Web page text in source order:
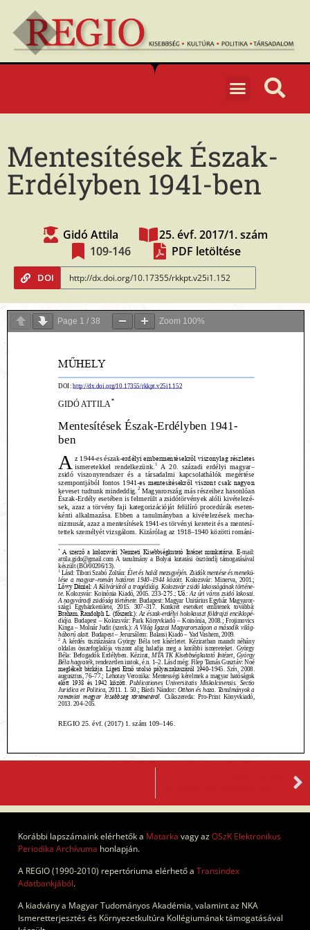
Mentesítések Észak-
Erdélyben 1941-ben
Gidó Attila
25. évf. 2017/1. szám
109-146
PDF letöltése
DOI
Page 1 / 38 Zoom 100%
Korábbi lapszámaink elérhetők a Matarka vagy azOSzK Elektronikus
Periodika Archívuma honlapján.
A REGIO (1990-2010) repertóriuma elérhető a Transindex
Adatbankjából.
A kiadvány a Magyar Tudományos Akadémia, valamint az NKA
Ismeretterjesztés és Környezetkultúra Kollégiumának támogatásával